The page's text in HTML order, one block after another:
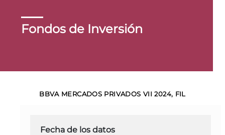
Fondos de Inversión
BBVA MERCADOS PRIVADOS VII 2024, FIL
Fecha de los datos